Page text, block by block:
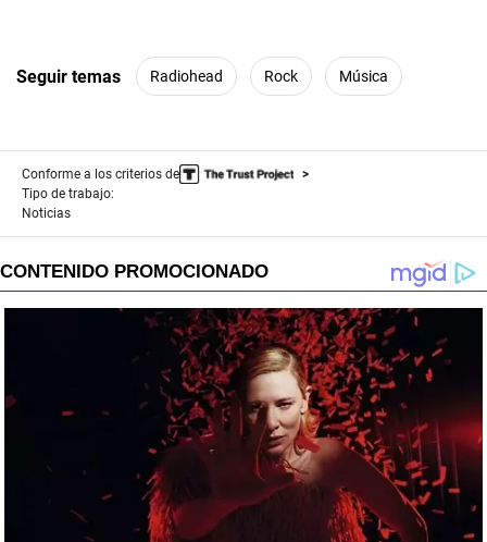
Seguir temas Radiohead Rock Música
Conforme a los criterios de
Tipo de trabajo:
Noticias